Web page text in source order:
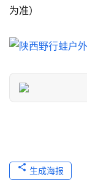
历
文
导
游
本
地
为准）
生成海报